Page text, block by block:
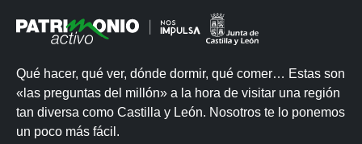
Qué hacer, qué ver, dónde dormir, qué comer… Estas son
«las preguntas del millón» a la hora de visitar una región
tan diversa como Castilla y León. Nosotros te lo ponemos
un poco más fácil.